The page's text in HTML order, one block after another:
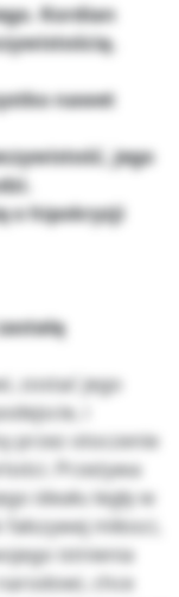
Kordian
nawet
jego
o hipokryzji
zostać jego
i
przez otoczenie
Przeżywa
ideału legły w
miłosci,
istnienia
chce